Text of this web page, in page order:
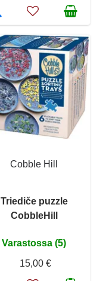
Cobble Hill
Triediče puzzle
CobbleHill
Varastossa (5)
15,00 €